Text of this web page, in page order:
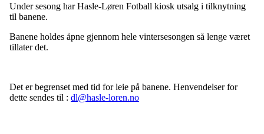
Under sesong har Hasle-Løren Fotball kiosk utsalg i tilknytning
til banene.
Banene holdes åpne gjennom hele vintersesongen så lenge været
tillater det.
Det er begrenset med tid for leie på banene. Henvendelser for
dette sendes til : dl@hasle-loren.no